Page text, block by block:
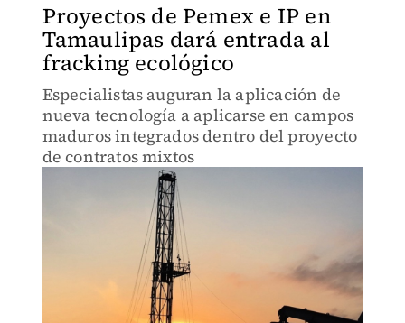
Proyectos de Pemex e IP en
Tamaulipas dará entrada al
fracking ecológico
Especialistas auguran la aplicación de
nueva tecnología a aplicarse en campos
maduros integrados dentro del proyecto
de contratos mixtos